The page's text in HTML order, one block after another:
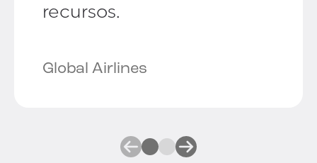
recursos.
Global Airlines